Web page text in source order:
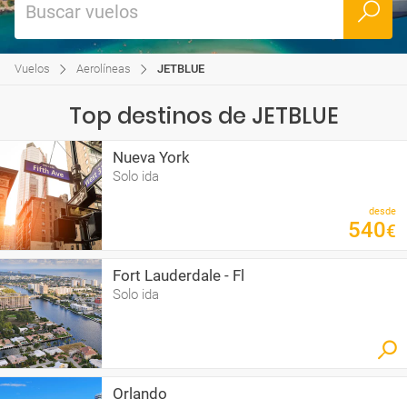
Buscar vuelos
Vuelos Aerolíneas JETBLUE
Top destinos de JETBLUE
Nueva York
Solo ida
desde
540€
Fort Lauderdale - Fl
Solo ida
Orlando